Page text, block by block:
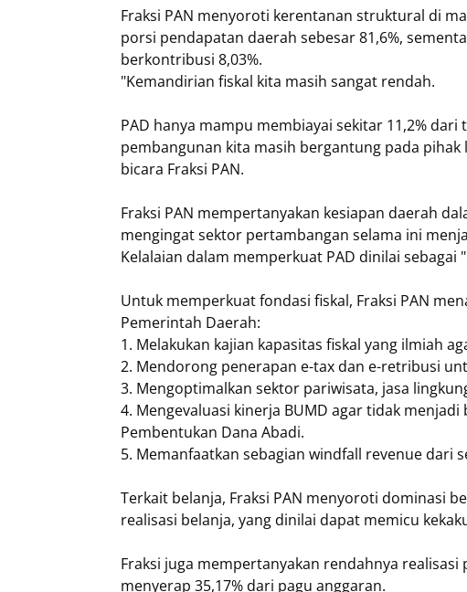
Fraksi PAN menyoroti kerentanan struktural di
porsi pendapatan daerah sebesar 81,6%,
berkontribusi 8,03%.
​"Kemandirian fiskal kita masih sangat rendah.
PAD hanya mampu membiayai sekitar 11,2%
pembangunan kita masih bergantung pada
bicara Fraksi PAN.
​Fraksi PAN mempertanyakan kesiapan daerah
mengingat sektor pertambangan selama ini
Kelalaian dalam memperkuat PAD dinilai
Untuk memperkuat fondasi fiskal, Fraksi PAN
Pemerintah Daerah:
1. Melakukan kajian kapasitas fiskal yang ilmiah
​2. Mendorong penerapan e-tax dan e-retribusi
3. Mengoptimalkan sektor pariwisata, jasa
4. Mengevaluasi kinerja BUMD agar tidak menjadi
​Pembentukan Dana Abadi.
5. Memanfaatkan sebagian windfall revenue dari
Terkait belanja, Fraksi PAN menyoroti dominasi
realisasi belanja, yang dinilai dapat memicu
Fraksi juga mempertanyakan rendahnya realisasi
menyerap 35,17% dari pagu anggaran.